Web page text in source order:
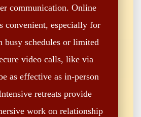
communication. Online
convenient, especially for
busy schedules or limited
video calls, like via
as effective as in-person
retreats provide
work on relationship